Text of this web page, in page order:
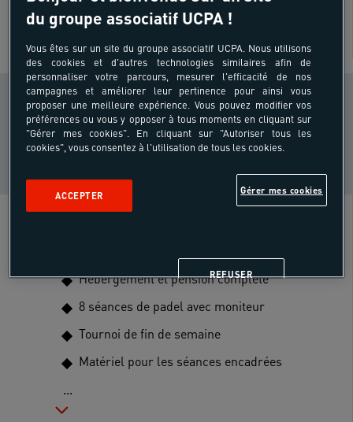
SUR SITE
CONDITION PHYSIQUE
Sportif
régulier
i
NIVEAU DE PRATIQUE
Hébergement et pension complète
8 séances de padel avec moniteur
Tournoi de fin de semaine
Matériel pour les séances encadrées
...
du groupe associatif UCPA !
Vous êtes sur un site du groupe associatif UCPA. Nous utilisons
des cookies et d'autres technologies similaires afin de
personnaliser votre parcours, mesurer l'efficacité de nos
campagnes et améliorer leur pertinence pour ainsi vous
proposer une meilleure expérience. Vous pouvez modifier vos
préférences ou vous y opposer à tous moments en cliquant sur
"Gérer mes cookies". En cliquant sur "Autoriser tous les
cookies", vous consentez à l'utilisation de tous les cookies.
Gérer mes cookies
REFUSER
ACCEPTER